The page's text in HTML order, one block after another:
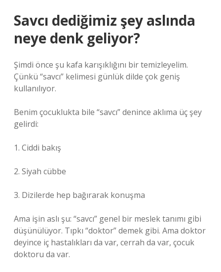
Savcı dediğimiz şey aslında
neye denk geliyor?
Şimdi önce şu kafa karışıklığını bir temizleyelim.
Çünkü “savcı” kelimesi günlük dilde çok geniş
kullanılıyor.
Benim çocuklukta bile “savcı” denince aklıma üç şey
gelirdi:
1. Ciddi bakış
2. Siyah cübbe
3. Dizilerde hep bağırarak konuşma
Ama işin aslı şu: “savcı” genel bir meslek tanımı gibi
düşünülüyor. Tıpkı “doktor” demek gibi. Ama doktor
deyince iç hastalıkları da var, cerrah da var, çocuk
doktoru da var.